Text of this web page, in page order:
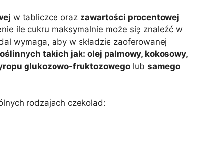
w tabliczce oraz zawartości procentowej
ile cukru maksymalnie może się znaleźć w
wymaga, aby w składzie zaoferowanej
takich jak: olej palmowy, kokosowy,
glukozowo-fruktozowego lub samego
rodzajach czekolad: